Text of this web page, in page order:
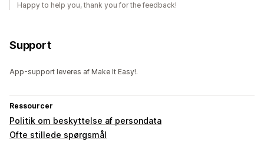
Happy to help you, thank you for the feedback!
Support
App-support leveres af Make It Easy!.
Ressourcer
Politik om beskyttelse af persondata
Ofte stillede spørgsmål